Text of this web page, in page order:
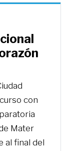
con
Mater
al final del